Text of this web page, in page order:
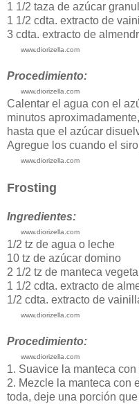
1 1/2 taza de azúcar
1 1/2 cdta. extracto de
3 cdta. extracto de
www.diorizella.com
Procedimiento:
www.diorizella.com
Calentar el agua con el
minutos
hasta que el azúcar
Agregue los cuando el
www.diorizella.com
Frosting
Ingredientes:
www.diorizella.com
1/2 tz de agua o leche
10 tz de azúcar domino
2 1/2 tz de manteca vegetal
1 1/2 cdta. extracto de
1/2 cdta. extracto de
www.diorizella.com
Procedimiento:
www.diorizella.com
1. Suavice la manteca con
2. Mezcle la manteca con
toda, deje una porción